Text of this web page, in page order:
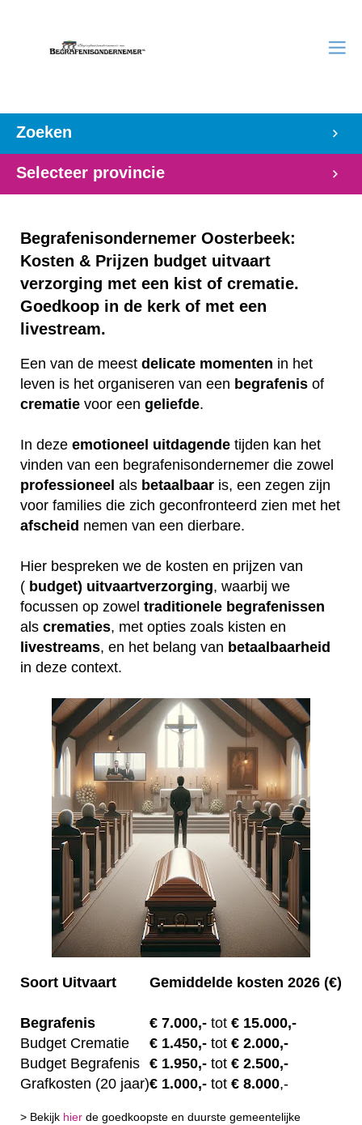
Zoeken
Selecteer provincie
Begrafenisondernemer Oosterbeek:
Kosten & Prijzen budget uitvaart
verzorging met een kist of crematie.
Goedkoop in de kerk of met een
livestream.
Een van de meest delicate momenten in het
leven is het organiseren van een begrafenis of
crematie voor een geliefde.
In deze emotioneel uitdagende tijden kan het
vinden van een begrafenisondernemer die zowel
professioneel als betaalbaar is, een zegen zijn
voor families die zich geconfronteerd zien met het
afscheid nemen van een dierbare.
Hier bespreken we de kosten en prijzen van
( budget) uitvaartverzorging, waarbij we
focussen op zowel traditionele begrafenissen
als crematies, met opties zoals kisten en
livestreams, en het belang van betaalbaarheid
in deze context.
Soort Uitvaart Gemiddelde kosten 2026 (€)
Begrafenis € 7.000,- tot € 15.000,-
Budget Crematie
€ 1.450,- tot € 2.000,-
Budget Begrafenis € 1.950,- tot € 2.500,-
Grafkosten (20 jaar)€ 1.000,- tot € 8.000,-
> Bekijk hier de goedkoopste en duurste gemeentelijke